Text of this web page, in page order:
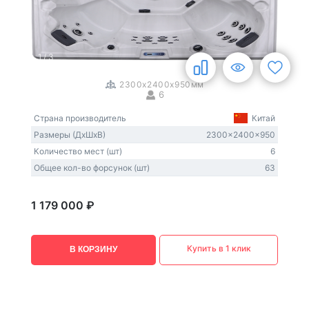
1/3
2300x2400x950мм
6
Страна производитель
Китай
Размеры (ДxШxВ)
2300x2400x950
Количество мест (шт)
6
Общее кол-во форсунок (шт)
63
1 179 000 ₽
В КОРЗИНУ Купить в 1 клик